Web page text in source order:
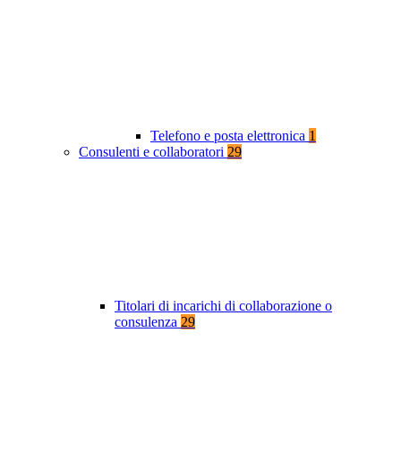
Telefono e posta elettronica 1
Consulenti e collaboratori 29
Titolari di incarichi di collaborazione o
consulenza 29